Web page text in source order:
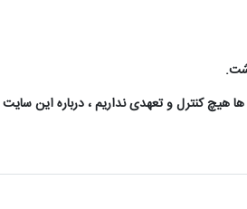
.
کنترل و تعهدی نداریم ، درباره این سایت